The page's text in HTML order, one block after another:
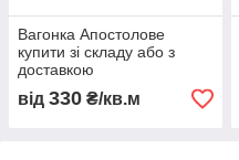
Вагонка Апостолове
купити зі складу або з
доставкою
від 330 ₴/кв.м